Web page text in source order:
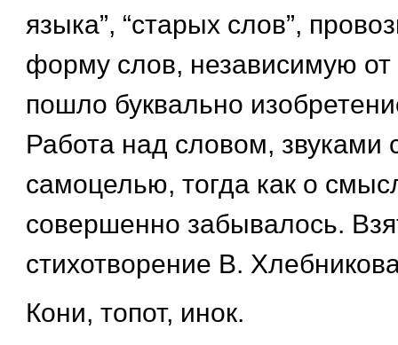
языка”, “старых слов”,
форму слов, независимую от
пошло буквально
Работа над словом, звуками
самоцелью, тогда как о
совершенно забывалось.
стихотворение В.
Кони, топот, инок.